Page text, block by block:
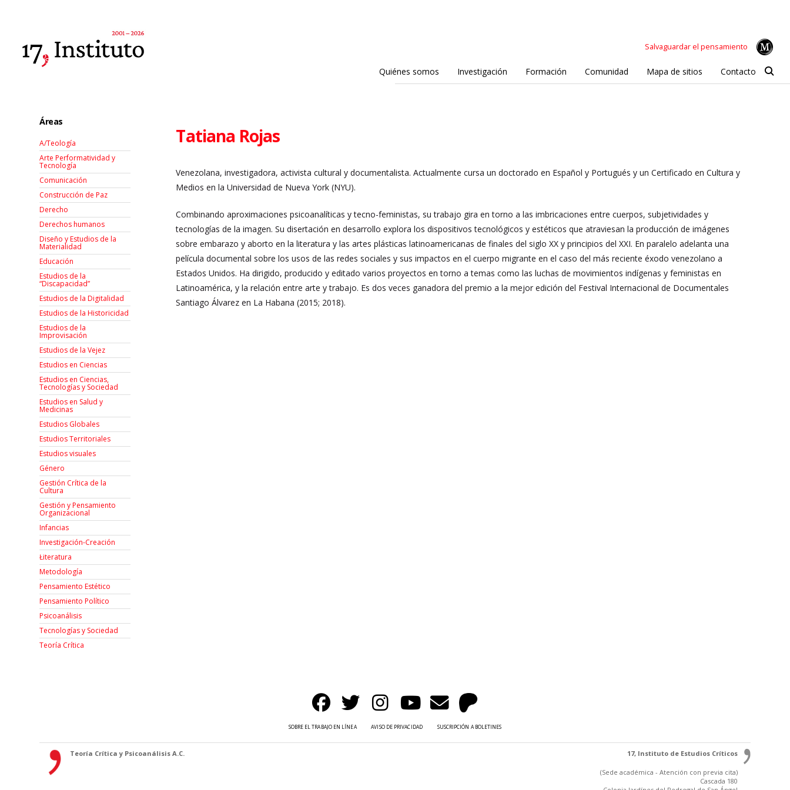
Salvaguardar el pensamiento
Quiénes somos Investigación Formación Comunidad Mapa de sitios Contacto
Tatiana Rojas
Venezolana, investigadora, activista cultural y documentalista. Actualmente cursa un doctorado en Español y Portugués y un Certificado en Cultura y
Medios en la Universidad de Nueva York (NYU).
Combinando aproximaciones psicoanalíticas y tecno-feministas, su trabajo gira en torno a las imbricaciones entre cuerpos, subjetividades y
tecnologías de la imagen. Su disertación en desarrollo explora los dispositivos tecnológicos y estéticos que atraviesan la producción de imágenes
sobre embarazo y aborto en la literatura y las artes plásticas latinoamericanas de finales del siglo XX y principios del XXI. En paralelo adelanta una
película documental sobre los usos de las redes sociales y sus impactos en el cuerpo migrante en el caso del más reciente éxodo venezolano a
Estados Unidos. Ha dirigido, producido y editado varios proyectos en torno a temas como las luchas de movimientos indígenas y feministas en
Latinoamérica, y la relación entre arte y trabajo. Es dos veces ganadora del premio a la mejor edición del Festival Internacional de Documentales
Santiago Álvarez en La Habana (2015; 2018).
Áreas
A/Teología
Arte Performatividad y
Tecnología
Comunicación
Construcción de Paz
Derecho
Derechos humanos
Diseño y Estudios de la
Materialidad
Educación
Estudios de la
“Discapacidad”
Estudios de la Digitalidad
Estudios de la Historicidad
Estudios de la
Improvisación
Estudios de la Vejez
Estudios en Ciencias
Estudios en Ciencias,
Tecnologías y Sociedad
Estudios en Salud y
Medicinas
Estudios Globales
Estudios Territoriales
Estudios visuales
Género
Gestión Crítica de la
Cultura
Gestión y Pensamiento
Organizacional
Infancias
Investigación-Creación
Łiteratura
Metodología
Pensamiento Estético
Pensamiento Político
Psicoanálisis
Tecnologías y Sociedad
Teoría Crítica
SOBRE EL TRABAJO EN LÍNEA AVISO DE PRIVACIDAD SUSCRIPCIÓN A BOLETINES
Teoría Crítica y Psicoanálisis A.C. 17, Instituto de Estudios Críticos
(Sede académica - Atención con previa cita)
Cascada 180